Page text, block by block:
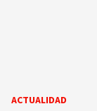
ACTUALIDAD